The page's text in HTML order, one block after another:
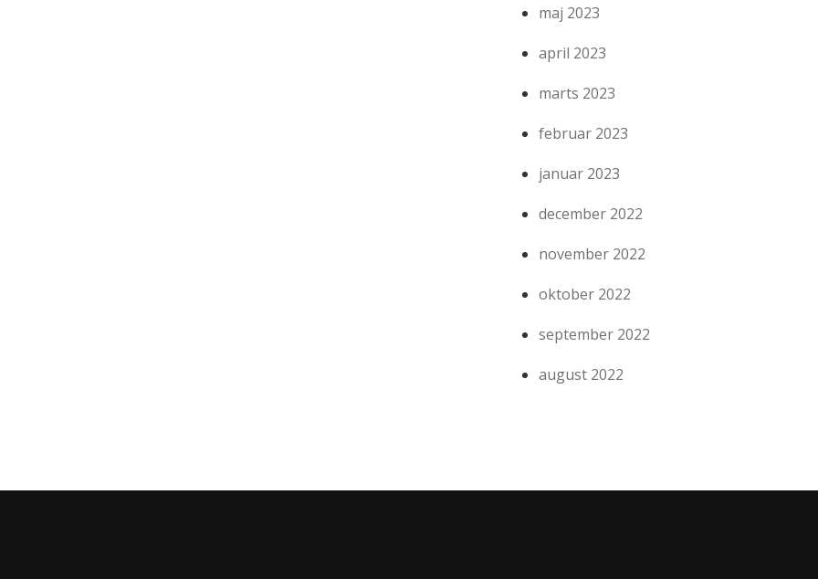
maj 2023
april 2023
marts 2023
februar 2023
januar 2023
december 2022
november 2022
oktober 2022
september 2022
august 2022